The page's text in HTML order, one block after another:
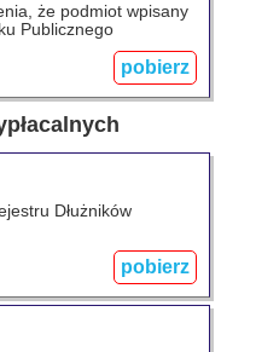
że podmiot wpisany
Publicznego
pobierz
Dłużników
pobierz